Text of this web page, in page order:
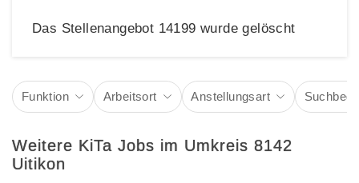
Das Stellenangebot 14199 wurde gelöscht
Funktion Arbeitsort Anstellungsart
Weitere KiTa Jobs im Umkreis 8142
Uitikon